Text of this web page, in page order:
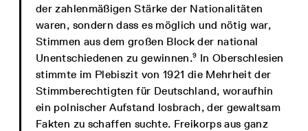
der zahlenmäßigen Stärke der Nationalitäten
waren, sondern dass es möglich und nötig war,
Stimmen aus dem großen Block der national
Unentschiedenen zu gewinnen.9 In Oberschlesien
stimmte im Plebiszit von 1921 die Mehrheit der
Stimmberechtigten für Deutschland, woraufhin
ein polnischer Aufstand losbrach, der gewaltsam
Fakten zu schaffen suchte. Freikorps aus ganz